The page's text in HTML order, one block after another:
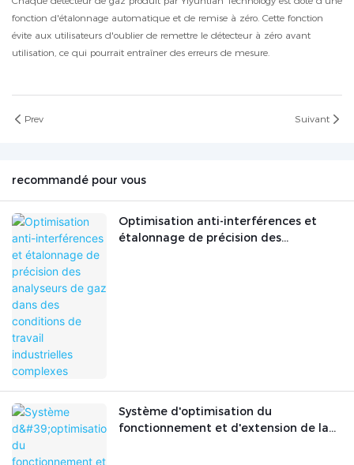
fonction d'étalonnage automatique et de remise à zéro. Cette fonction
évite aux utilisateurs d'oublier de remettre le détecteur à zéro avant
utilisation, ce qui pourrait entraîner des erreurs de mesure.
Prev Suivant
recommandé pour vous
Optimisation anti-interférences et
étalonnage de précision des
Système d'optimisation du
fonctionnement et d'extension de la